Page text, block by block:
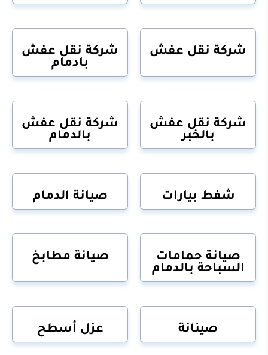
شركة نقل عفش
شركة نقل عفش
بادمام
شركة نقل عفش
بالخبر
شركة نقل عفش
بالدمام
شفط بيارات صيانة الدمام
صيانة حمامات
السباحة بالدمام
صيانة مطابخ
صينانة عزل أسطح